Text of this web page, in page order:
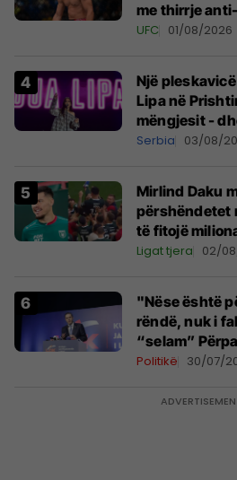
me thirrje
tribunat
UFC 01/08/2026
Një
Lipa në
mëngjesit -
shpall
Serbia 03/08/
Mirlind Daku
përshëndetet
të fitojë
Ligat tjera 02/
"Nëse është
rëndë, nuk i
“selam”
Politikë 30/07/